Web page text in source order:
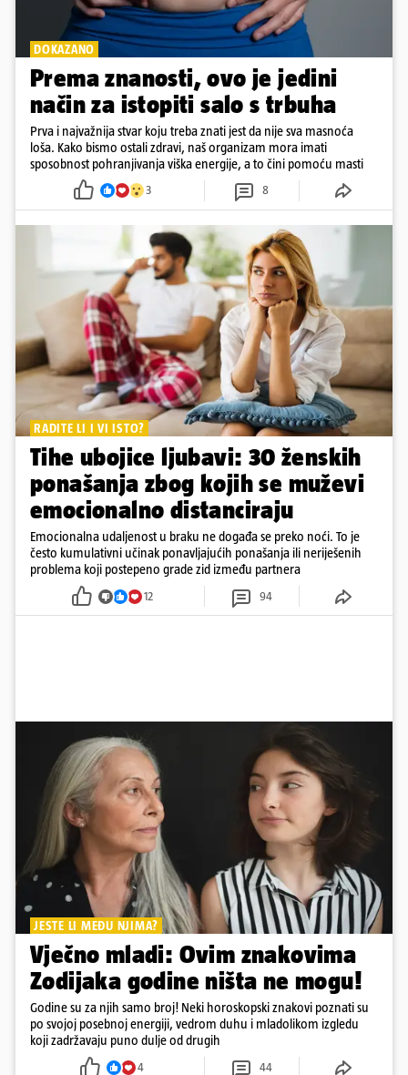
DOKAZANO
Prema znanosti, ovo je jedini
način za istopiti salo s trbuha
Prva i najvažnija stvar koju treba znati jest da nije sva masnoća
loša. Kako bismo ostali zdravi, naš organizam mora imati
sposobnost pohranjivanja viška energije, a to čini pomoću masti
3 8
RADITE LI I VI ISTO?
Tihe ubojice ljubavi: 30 ženskih
ponašanja zbog kojih se muževi
emocionalno distanciraju
Emocionalna udaljenost u braku ne događa se preko noći. To je
često kumulativni učinak ponavljajućih ponašanja ili neriješenih
problema koji postepeno grade zid između partnera
12 94
JESTE LI MEĐU NJIMA?
Vječno mladi: Ovim znakovima
Zodijaka godine ništa ne mogu!
Godine su za njih samo broj! Neki horoskopski znakovi poznati su
po svojoj posebnoj energiji, vedrom duhu i mladolikom izgledu
koji zadržavaju puno dulje od drugih
4 44